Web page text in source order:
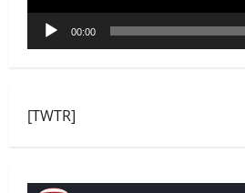
00:00
[TWTR]